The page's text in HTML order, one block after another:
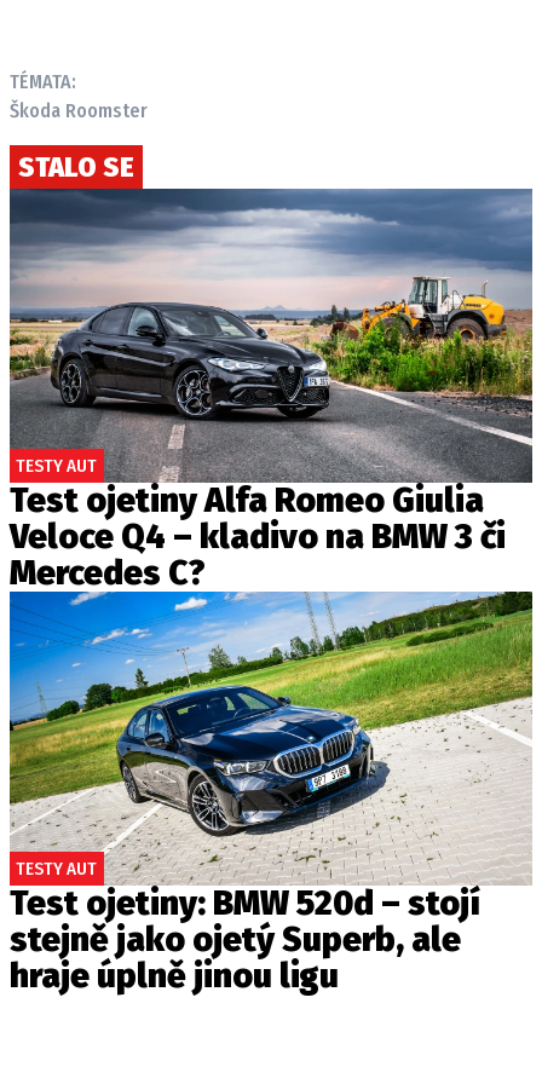
TÉMATA:
Škoda Roomster
STALO SE
TESTY AUT
Test ojetiny Alfa Romeo Giulia
Veloce Q4 – kladivo na BMW 3 či
Mercedes C?
TESTY AUT
Test ojetiny: BMW 520d – stojí
stejně jako ojetý Superb, ale
hraje úplně jinou ligu